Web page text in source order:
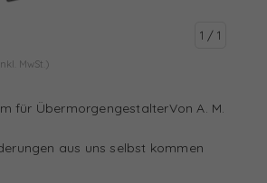
1 / 1
MwSt.)
für ÜbermorgengestalterVon A. M.
aus uns selbst kommen